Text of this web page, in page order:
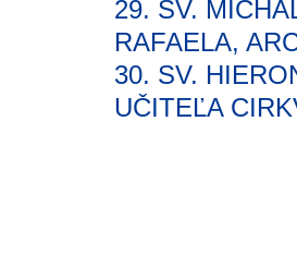
29. SV.
RAFAELA,
30. SV.
UČITEĽA